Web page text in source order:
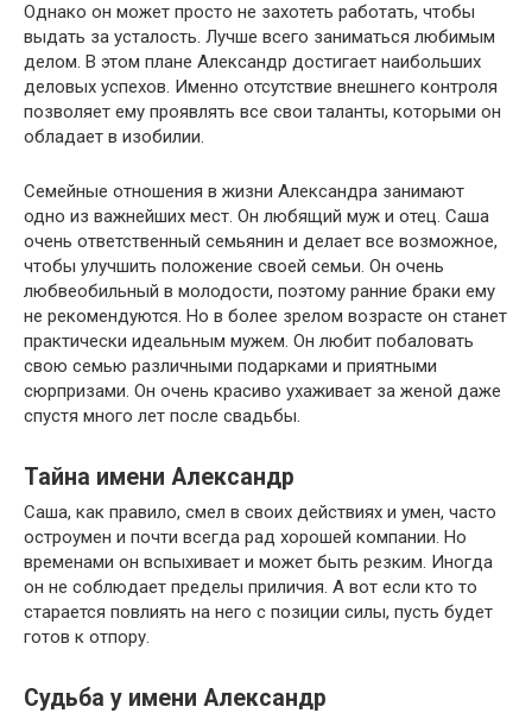
Однако он может просто не захотеть работать, чтобы
выдать за усталость. Лучше всего заниматься любимым
делом. В этом плане Александр достигает наибольших
деловых успехов. Именно отсутствие внешнего контроля
позволяет ему проявлять все свои таланты, которыми он
обладает в изобилии.
Семейные отношения в жизни Александра занимают
одно из важнейших мест. Он любящий муж и отец. Саша
очень ответственный семьянин и делает все возможное,
чтобы улучшить положение своей семьи. Он очень
любвеобильный в молодости, поэтому ранние браки ему
не рекомендуются. Но в более зрелом возрасте он станет
практически идеальным мужем. Он любит побаловать
свою семью различными подарками и приятными
сюрпризами. Он очень красиво ухаживает за женой даже
спустя много лет после свадьбы.
Тайна имени Александр
Саша, как правило, смел в своих действиях и умен, часто
остроумен и почти всегда рад хорошей компании. Но
временами он вспыхивает и может быть резким. Иногда
он не соблюдает пределы приличия. А вот если кто то
старается повлиять на него с позиции силы, пусть будет
готов к отпору.
Судьба у имени Александр